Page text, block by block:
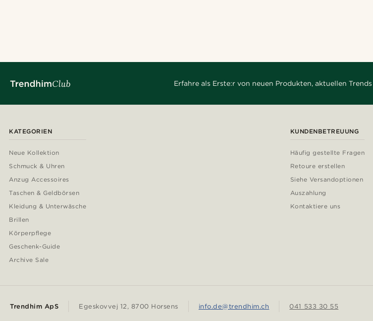
Erfahre als Erste:r von neuen Produkten, aktuellen
KATEGORIEN
Neue Kollektion
Schmuck & Uhren
Anzug Accessoires
Taschen & Geldbörsen
Kleidung & Unterwäsche
Brillen
Körperpflege
Geschenk-Guide
Archive Sale
KUNDENBETREUUNG
Häufig gestellte Fragen
Retoure erstellen
Siehe Versandoptionen
Auszahlung
Kontaktiere uns
Trendhim ApS Egeskovvej 12, 8700 Horsens info.de@trendhim.ch 041 533 30 55